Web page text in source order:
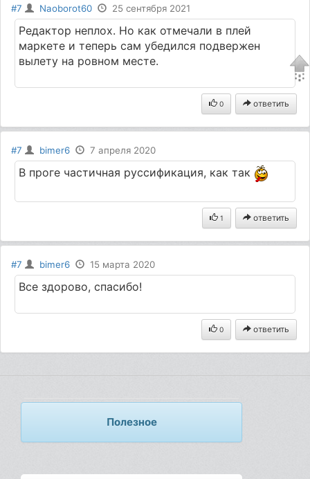
#7 Naoborot60 25 сентября 2021
Редактор неплох. Но как отмечали в плей
маркете и теперь сам убедился подвержен
вылету на ровном месте.
0 ответить
#7 bimer6 7 апреля 2020
В проге частичная руссификация, как так
1 ответить
#7 bimer6 15 марта 2020
Все здорово, спасибо!
0 ответить
Полезное